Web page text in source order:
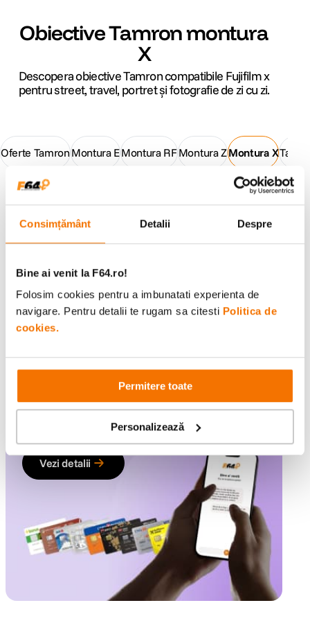
Consimțământ Detalii Despre
Bine ai venit la F64.ro!
Folosim cookies pentru a imbunatati experienta de
navigare. Pentru detalii te rugam sa citesti Politica de
cookies.
Permitere toate
Personalizează
Obiective Tamron montura
X
Descopera obiective Tamron compatibile Fujifilm x
pentru street, travel, portret și fotografie de zi cu zi.
Oferte TamronMontura EMontura RFMontura ZMontura X
Obiective Tamron Montura X
Ai vizualizat toate produsele
Servicii F64
Alegi mai ușor
Discută 1:1 cu specialiști F64 și alege echipamentul
Vezi detalii